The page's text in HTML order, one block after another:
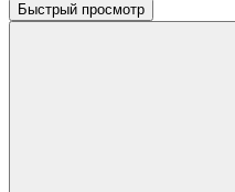
Быстрый просмотр